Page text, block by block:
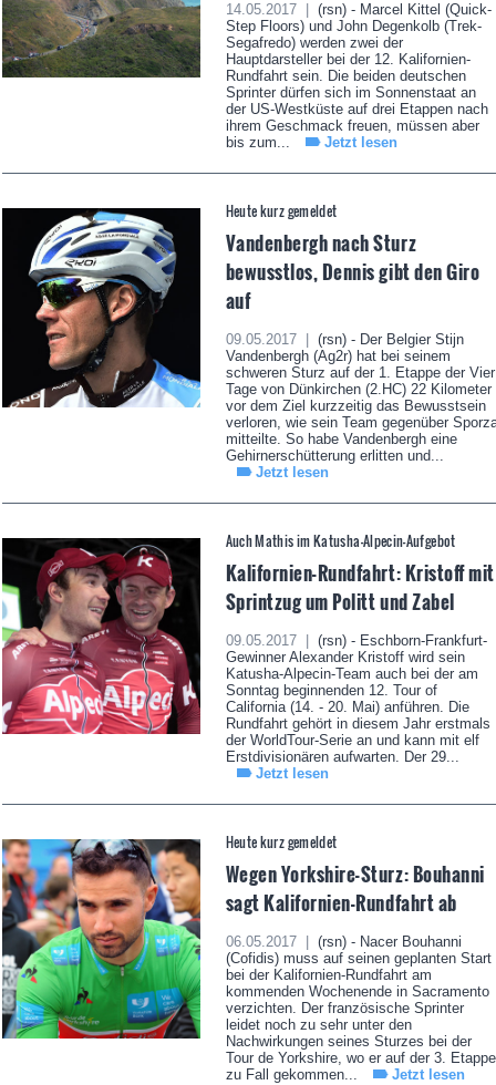
14.05.2017 |
(rsn) - Marcel Kittel (Quick-
Step Floors) und John Degenkolb (Trek-
Segafredo) werden zwei der
Hauptdarsteller bei der 12. Kalifornien-
Rundfahrt sein. Die beiden deutschen
Sprinter dürfen sich im Sonnenstaat an
der US-Westküste auf drei Etappen nach
ihrem Geschmack freuen, müssen aber
bis zum...
Jetzt lesen
Heute kurz gemeldet
Vandenbergh nach Sturz
bewusstlos, Dennis gibt den Giro
auf
09.05.2017 |
(rsn) - Der Belgier Stijn
Vandenbergh (Ag2r) hat bei seinem
schweren Sturz auf der 1. Etappe der Vier
Tage von Dünkirchen (2.HC) 22 Kilometer
vor dem Ziel kurzzeitig das Bewusstsein
verloren, wie sein Team gegenüber
mitteilte. So habe Vandenbergh eine
Gehirnerschütterung erlitten und...
Jetzt lesen
Auch Mathis im Katusha-Alpecin-Aufgebot
Kalifornien-Rundfahrt: Kristoff mit
Sprintzug um Politt und Zabel
09.05.2017 |
(rsn) - Eschborn-Frankfurt-
Gewinner Alexander Kristoff wird sein
Katusha-Alpecin-Team auch bei der am
Sonntag beginnenden 12. Tour of
California (14. - 20. Mai) anführen. Die
Rundfahrt gehört in diesem Jahr erstmals
der WorldTour-Serie an und kann mit elf
Erstdivisionären aufwarten. Der 29...
Jetzt lesen
Heute kurz gemeldet
Wegen Yorkshire-Sturz: Bouhanni
sagt Kalifornien-Rundfahrt ab
06.05.2017 |
(rsn) - Nacer Bouhanni
(Cofidis) muss auf seinen geplanten Start
bei der Kalifornien-Rundfahrt am
kommenden Wochenende in Sacramento
verzichten. Der französische Sprinter
leidet noch zu sehr unter den
Nachwirkungen seines Sturzes bei der
Tour de Yorkshire, wo er auf der 3. Etappe
zu Fall gekommen...
Jetzt lesen